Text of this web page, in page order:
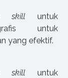
skill untuk
untuk
yang efektif.
skill untuk